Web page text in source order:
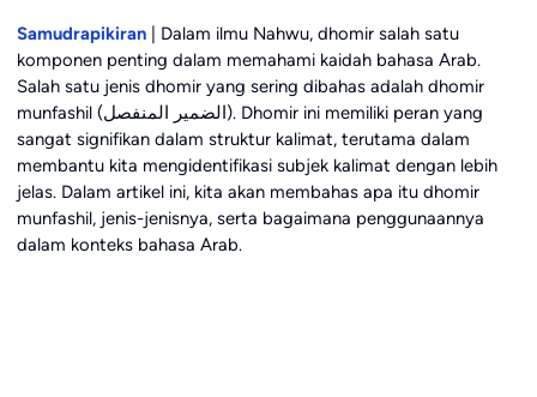
Samudrapikiran| Dalam ilmu Nahwu, dhomir salah satu
komponen penting dalam memahami kaidah bahasa Arab.
Salah satu jenis dhomir yang sering dibahas adalah dhomir
munfashil (الضمير المنفصل). Dhomir ini memiliki peran yang
sangat signifikan dalam struktur kalimat, terutama dalam
membantu kita mengidentifikasi subjek kalimat dengan lebih
jelas. Dalam artikel ini, kita akan membahas apa itu dhomir
munfashil, jenis-jenisnya, serta bagaimana penggunaannya
dalam konteks bahasa Arab.